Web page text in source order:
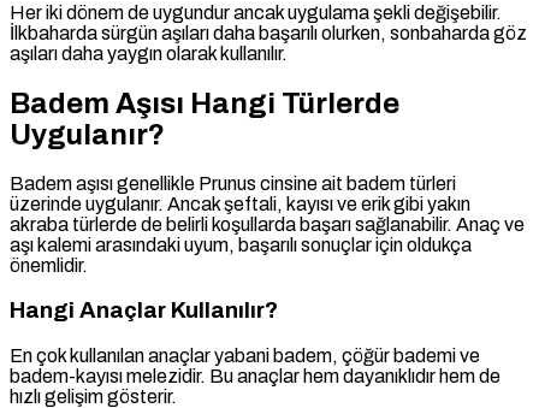
Her iki dönem de uygundur ancak uygulama şekli değişebilir.
İlkbaharda sürgün aşıları daha başarılı olurken, sonbaharda göz
aşıları daha yaygın olarak kullanılır.
Badem Aşısı Hangi Türlerde
Uygulanır?
Badem aşısı genellikle Prunus cinsine ait badem türleri
üzerinde uygulanır. Ancak şeftali, kayısı ve erik gibi yakın
akraba türlerde de belirli koşullarda başarı sağlanabilir. Anaç ve
aşı kalemi arasındaki uyum, başarılı sonuçlar için oldukça
önemlidir.
Hangi Anaçlar Kullanılır?
En çok kullanılan anaçlar yabani badem, çöğür bademi ve
badem-kayısı melezidir. Bu anaçlar hem dayanıklıdır hem de
hızlı gelişim gösterir.